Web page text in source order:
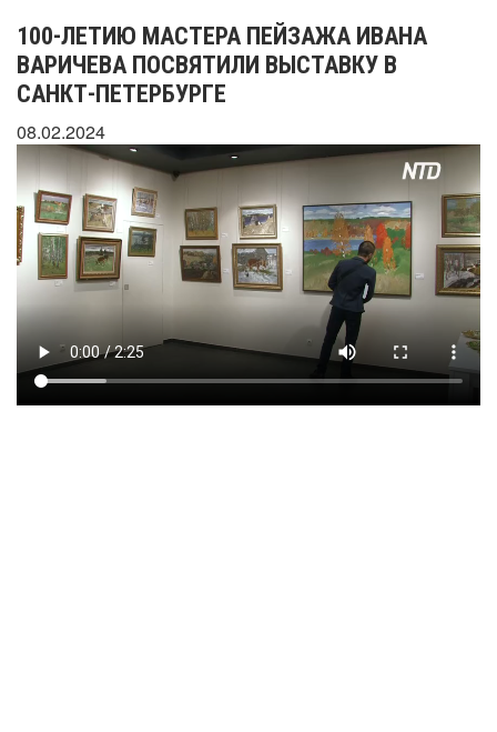
100-ЛЕТИЮ МАСТЕРА ПЕЙЗАЖА ИВАНА
ВАРИЧЕВА ПОСВЯТИЛИ ВЫСТАВКУ В
САНКТ-ПЕТЕРБУРГЕ
08.02.2024